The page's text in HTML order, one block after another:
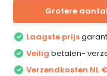
Grotere
Laagste prijs
Veilig betalen-
Verzendkosten NL